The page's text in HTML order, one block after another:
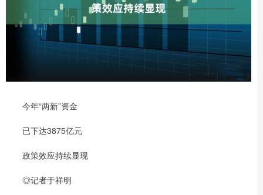
今年“两新”资金
已下达3875亿元
政策效应持续显现
◎记者于祥明